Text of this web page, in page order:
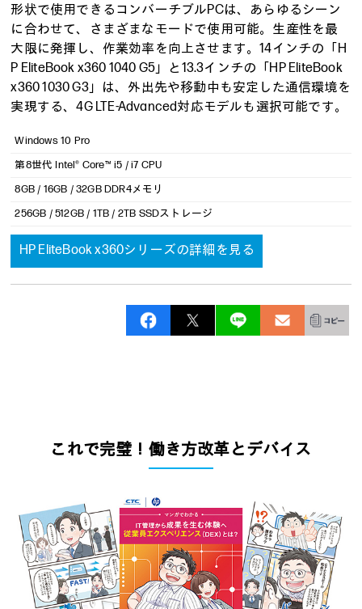
形状で使用できるコンバーチブルPCは、あらゆるシーン
に合わせて、さまざまなモードで使用可能。生産性を最
大限に発揮し、作業効率を向上させます。14インチの「H
P EliteBook x360 1040 G5」と13.3インチの「HP EliteBook
x360 1030 G3」は、外出先や移動中も安定した通信環境を
実現する、4G LTE-Advanced対応モデルも選択可能です。
Windows 10 Pro
第8世代 Intel® Core™ i5 / i7 CPU
8GB / 16GB / 32GB DDR4メモリ
256GB / 512GB / 1TB / 2TB SSDストレージ
HP EliteBook x360シリーズの詳細を見る
これで完璧！働き方改革とデバイス